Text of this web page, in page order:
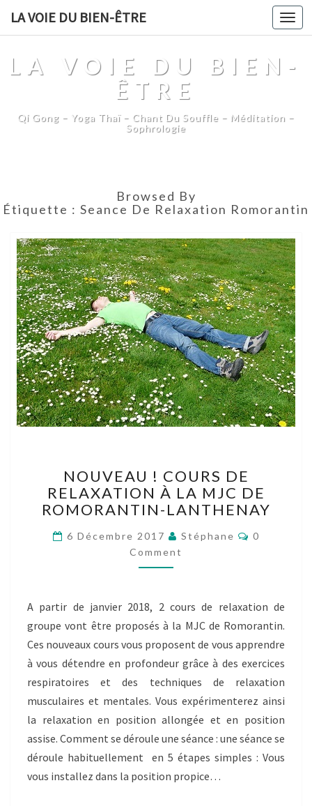
LA VOIE DU BIEN-ÊTRE
LA VOIE DU BIEN-
ÊTRE
Qi Gong – Yoga Thaï – Chant Du Souffle – Méditation –
Sophrologie
Browsed By
Étiquette : Seance De Relaxation Romorantin
!
COURS
DE
À
LA
MJC
LANTHENAY
NOUVEAU ! COURS DE
RELAXATION À LA MJC DE
ROMORANTIN-LANTHENAY
6 Décembre 2017 Stéphane Comments
0
Comment
A partir de janvier 2018, 2 cours de relaxation de
groupe vont être proposés à la MJC de Romorantin.
Ces nouveaux cours vous proposent de vous apprendre
à vous détendre en profondeur grâce à des exercices
respiratoires et des techniques de relaxation
musculaires et mentales. Vous expérimenterez ainsi
la relaxation en position allongée et en position
assise. Comment se déroule une séance : une séance se
déroule habituellement en 5 étapes simples : Vous
vous installez dans la position propice…